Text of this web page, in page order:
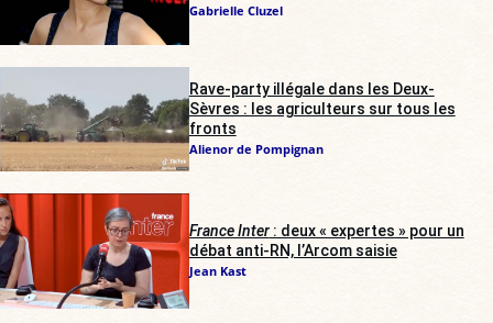
Gabrielle Cluzel
Rave-party illégale dans les Deux-
Sèvres : les agriculteurs sur tous les
fronts
Alienor de Pompignan
France Inter: deux « expertes » pour un
débat anti-RN, l’Arcom saisie
Jean Kast